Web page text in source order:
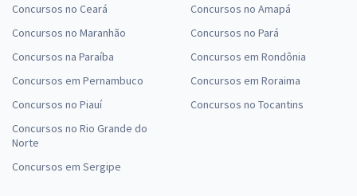
Concursos no Ceará
Concursos no Maranhão
Concursos na Paraíba
Concursos em Pernambuco
Concursos no Piauí
Concursos no Rio Grande do
Norte
Concursos em Sergipe
Concursos no Amapá
Concursos no Pará
Concursos em Rondônia
Concursos em Roraima
Concursos no Tocantins